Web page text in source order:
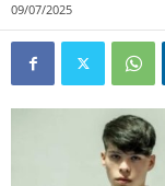
09/07/2025